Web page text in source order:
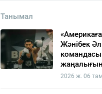
Танымал
Жәнібек
жаңалығын
2026 ж. 06